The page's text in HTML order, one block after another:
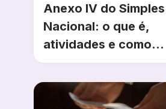
Anexo IV do Simples
Nacional: o que é,
atividades e como
calcular